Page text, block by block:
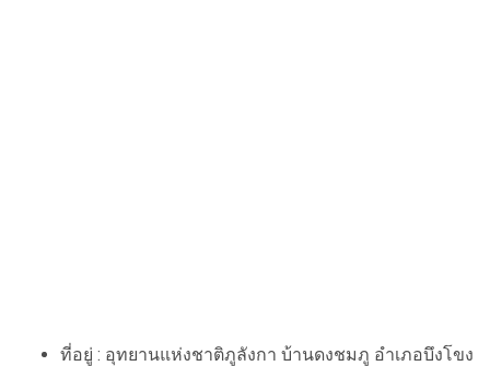
ที่อยู่ : อุทยานแห่งชาติภูลังกา บ้านดงชมภู อำเภอบึงโขง